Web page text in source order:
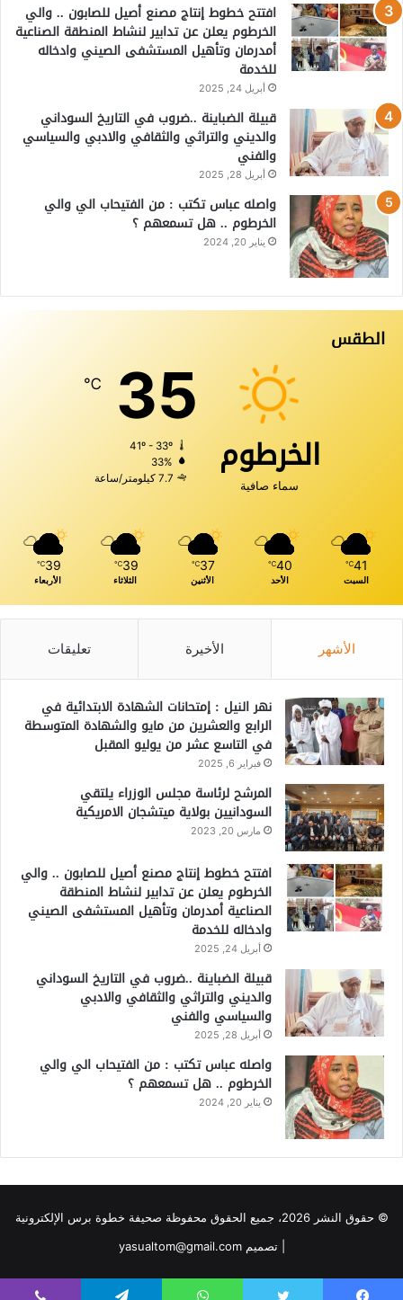
افتتح خطوط إنتاج مصنع أصيل للصابون .. والي
الخرطوم يعلن عن تدابير لنشاط المنطقة الصناعية
أمدرمان وتأهيل المستشفى الصيني وادخاله
للخدمة
أبريل 24, 2025
قبيلة الضباينة ..ضروب في التاريخ السوداني
والديني والتراثي والثقافي والادبي والسياسي
والفني
أبريل 28, 2025
واصله عباس تكتب : من الفتيحاب الي والي
الخرطوم .. هل تسمعهم ؟
يناير 20, 2024
الطقس
الخرطوم
سماء صافية
35
℃
41º - 33º
33%
7.7 كيلومتر/ساعة
41
℃
السبت
40
℃
الأحد
37
℃
الأثنين
39
℃
الثلاثاء
39
℃
الأربعاء
الأشهر الأخيرة تعليقات
نهر النيل : إمتحانات الشهادة الابتدائية في
الرابع والعشرين من مايو والشهادة المتوسطة
في التاسع عشر من يوليو المقبل
فبراير 6, 2025
المرشح لرئاسة مجلس الوزراء يلتقي
السودانيين بولاية ميتشجان الامريكية
مارس 20, 2023
افتتح خطوط إنتاج مصنع أصيل للصابون .. والي
الخرطوم يعلن عن تدابير لنشاط المنطقة
الصناعية أمدرمان وتأهيل المستشفى الصيني
وادخاله للخدمة
أبريل 24, 2025
قبيلة الضباينة ..ضروب في التاريخ السوداني
والديني والتراثي والثقافي والادبي
والسياسي والفني
أبريل 28, 2025
واصله عباس تكتب : من الفتيحاب الي والي
الخرطوم .. هل تسمعهم ؟
يناير 20, 2024
© حقوق النشر 2026، جميع الحقوق محفوظة صحيفة خطوة برس الإلكترونية
| تصميم yasualtom@gmail.com